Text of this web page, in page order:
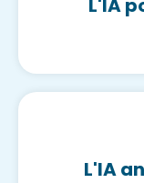
L'IA
L'IA